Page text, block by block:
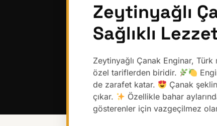
Zeytinyağlı
Sağlıklı
Zeytinyağlı Çanak Enginar,
özel tariflerden biridir.
de zarafet katar.
Çanak
çıkar.
Özellikle bahar
gösterenler için vazgeçilmez